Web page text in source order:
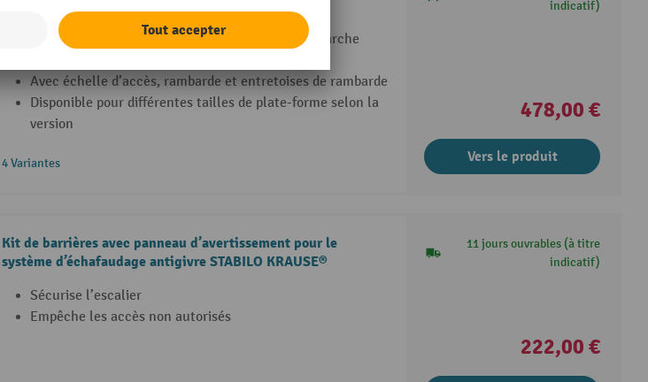
Pour une utilisation complète de la surface de marche
Avec échelle d’accès, rambarde et entretoises de rambarde
Disponible pour différentes tailles de plate-forme selon la
version
4 Variantes
indicatif)
478,00 €
Vers le produit
Kit de barrières avec panneau d’avertissement pour le
système d’échafaudage antigivre STABILO KRAUSE®
Sécurise l’escalier
Empêche les accès non autorisés
11 jours ouvrables (à titre
indicatif)
222,00 €